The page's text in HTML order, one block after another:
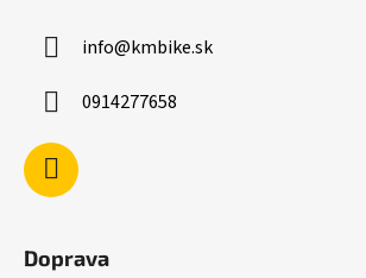
info@kmbike.sk
0914277658
Doprava